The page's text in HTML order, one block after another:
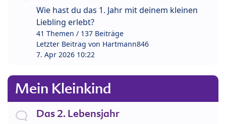
Wie hast du das 1. Jahr mit deinem kleinen
Liebling erlebt?
41 Themen / 137 Beiträge
Letzter Beitrag von Hartmann846
7. Apr 2026 10:22
Mein Kleinkind
Das 2. Lebensjahr